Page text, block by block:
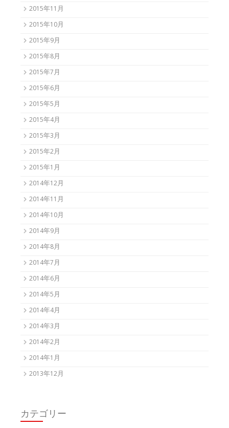
2015年11月
2015年10月
2015年9月
2015年8月
2015年7月
2015年6月
2015年5月
2015年4月
2015年3月
2015年2月
2015年1月
2014年12月
2014年11月
2014年10月
2014年9月
2014年8月
2014年7月
2014年6月
2014年5月
2014年4月
2014年3月
2014年2月
2014年1月
2013年12月
カテゴリー